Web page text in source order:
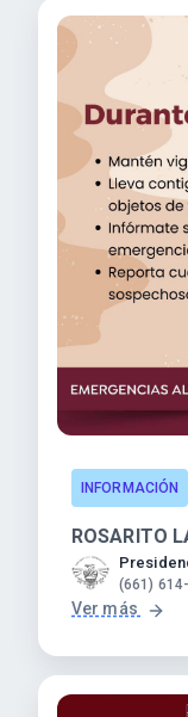
INFORMACIÓN
ROSARITO
(661)
Ver más